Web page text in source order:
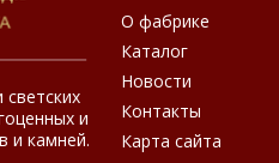
и
и камней.
О фабрике
Каталог
Новости
Контакты
Карта сайта